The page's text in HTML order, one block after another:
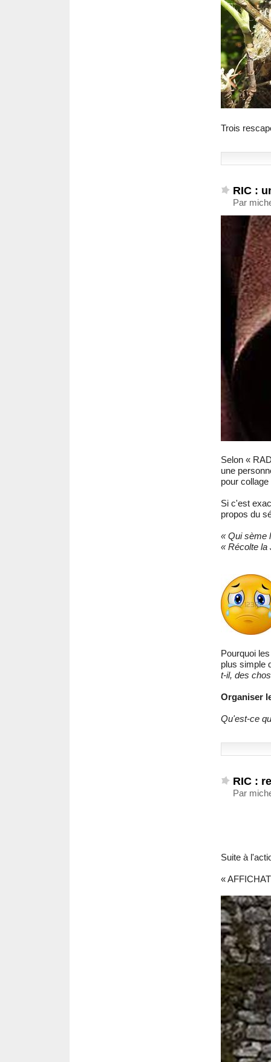
Trois
RIC :
Par
Selon «
une
pour
Si c'est
propos du
« Qui sème
« Récolte la
Pourquoi
plus simple
t-il, des
Organiser
Qu'est-ce
RIC :
Par
Suite à
«